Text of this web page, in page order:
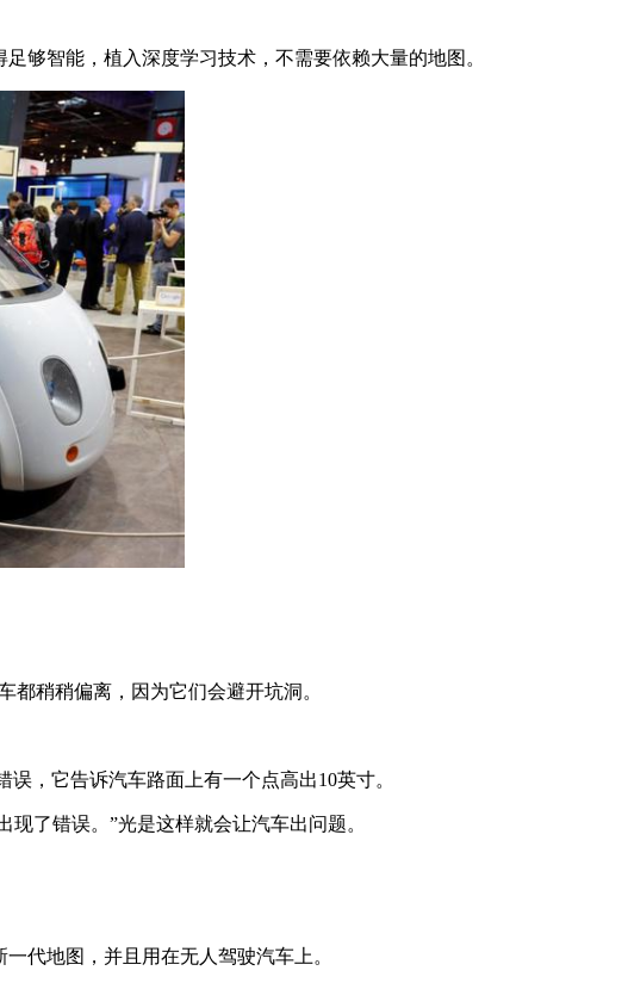
够智能，植入深度学习技术，不需要依赖大量的地图。
都稍稍偏离，因为它们会避开坑洞。
，它告诉汽车路面上有一个点高出10英寸。
了错误。”光是这样就会让汽车出问题。
代地图，并且用在无人驾驶汽车上。